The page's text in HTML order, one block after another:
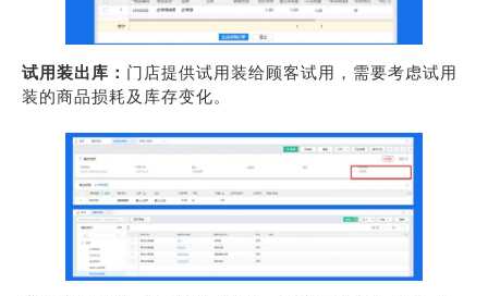
试用装出库： 门店提供试用装给顾客试用，需要考虑试用
装的商品损耗及库存变化。